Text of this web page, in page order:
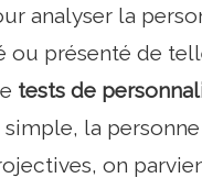
analyser la
ou présenté de
tests de
la
on